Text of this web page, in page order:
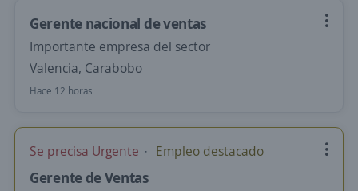
Gerente nacional de ventas
Importante empresa del sector
Valencia, Carabobo
Hace 12 horas
Se precisa Urgente Empleo destacado
Gerente de Ventas